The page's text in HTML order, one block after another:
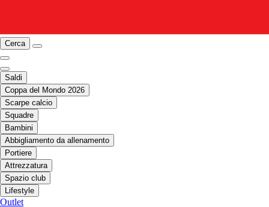
Cerca
Saldi
Coppa del Mondo 2026
Scarpe calcio
Squadre
Bambini
Abbigliamento da allenamento
Portiere
Attrezzatura
Spazio club
Lifestyle
Outlet